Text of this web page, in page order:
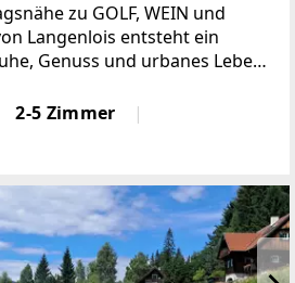
zu GOLF, WEIN und
Langenlois entsteht ein
Genuss und urbanes Leben
verbindet. Hier genießen Sie
sondern auch
2-5 Zimmer